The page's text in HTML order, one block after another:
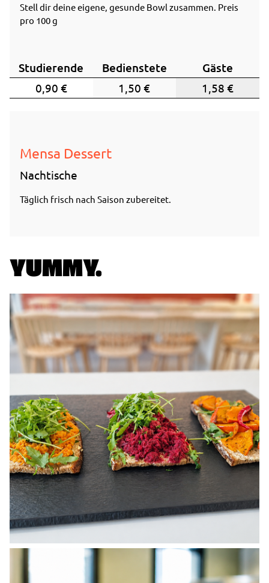
Stell dir deine eigene, gesunde Bowl zusammen. Preis
pro 100 g
Studierende
0,90 €
Bedienstete
1,50 €
Gäste
1,58 €
Mensa Dessert
Nachtische
Täglich frisch nach Saison zubereitet.
YUMMY.